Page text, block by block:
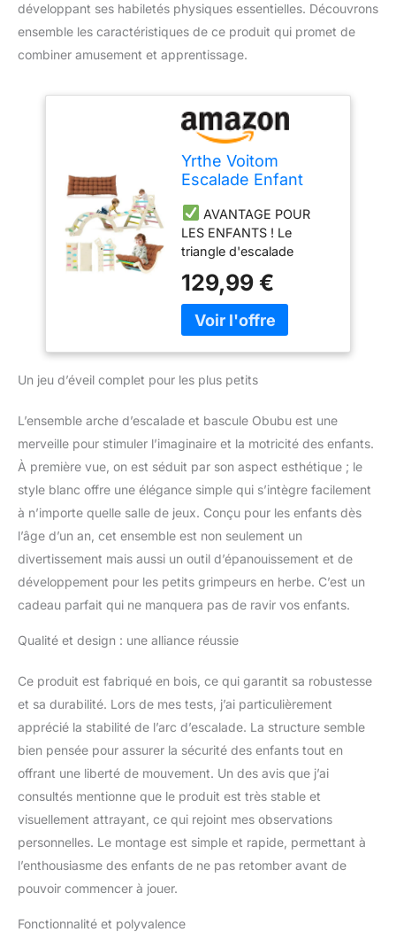
développant ses habiletés physiques essentielles. Découvrons
ensemble les caractéristiques de ce produit qui promet de
combiner amusement et apprentissage.
Yrthe Voitom
Escalade Enfant
Bebe 7 en 1 Triangle
d'escalade Bois
avec Arche Eveil,
Toboggan Échelle
Coussin Toboggan,
Parcours Motricité
Bébé pour Tout-
AVANTAGE POUR
LES ENFANTS ! Le
triangle d'escalade
est certifié conforme aux
normes ASTM et CPSC.
Toutes les pièces sont
inodore. Le bois est
verni, lisse et sans
bavures, créant une
structure de jeu
d'intérieur sûre et
amusante pour vos tout-
petits
PLUS DE 7
COMBINAISONS
d'escalade se compose
d'une structure
d'escalade, d'un
d'un coussin d'arche. La
dotée d'un toboggan
double face : un côté
avec une structure
rocheuse pour l'escalade
et l'autre avec une
surface lisse et polie
pour la glisse. L'arche
également être retournée
et utilisée comme
balançoire, offrant de
la motricité, la
129,99 €
Un jeu d’éveil complet pour les plus petits
L’ensemble arche d’escalade et bascule Obubu est une
merveille pour stimuler l’imaginaire et la motricité des enfants.
À première vue, on est séduit par son aspect esthétique ; le
style blanc offre une élégance simple qui s’intègre facilement
à n’importe quelle salle de jeux. Conçu pour les enfants dès
l’âge d’un an, cet ensemble est non seulement un
divertissement mais aussi un outil d’épanouissement et de
développement pour les petits grimpeurs en herbe. C’est un
cadeau parfait qui ne manquera pas de ravir vos enfants.
Qualité et design : une alliance réussie
Ce produit est fabriqué en bois, ce qui garantit sa robustesse
et sa durabilité. Lors de mes tests, j’ai particulièrement
apprécié la stabilité de l’arc d’escalade. La structure semble
bien pensée pour assurer la sécurité des enfants tout en
offrant une liberté de mouvement. Un des avis que j’ai
consultés mentionne que le produit est très stable et
visuellement attrayant, ce qui rejoint mes observations
personnelles. Le montage est simple et rapide, permettant à
l’enthousiasme des enfants de ne pas retomber avant de
pouvoir commencer à jouer.
Fonctionnalité et polyvalence